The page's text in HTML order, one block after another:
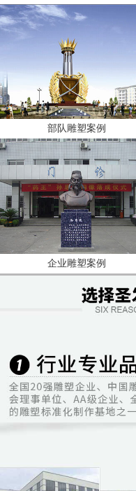
部队雕塑案例
企业雕塑案例